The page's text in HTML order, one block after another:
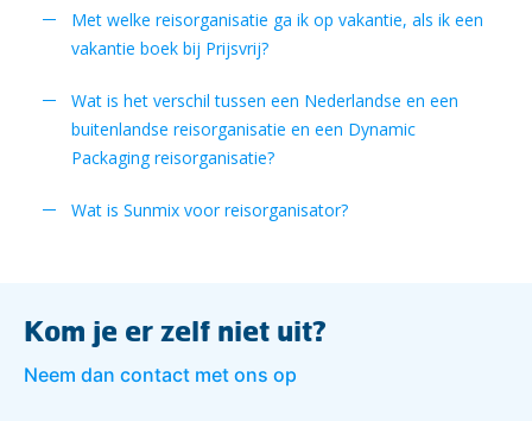
Met welke reisorganisatie ga ik op vakantie, als ik een
vakantie boek bij Prijsvrij?
Wat is het verschil tussen een Nederlandse en een
buitenlandse reisorganisatie en een Dynamic
Packaging reisorganisatie?
Wat is Sunmix voor reisorganisator?
Kom je er zelf niet uit?
Neem dan contact met ons op